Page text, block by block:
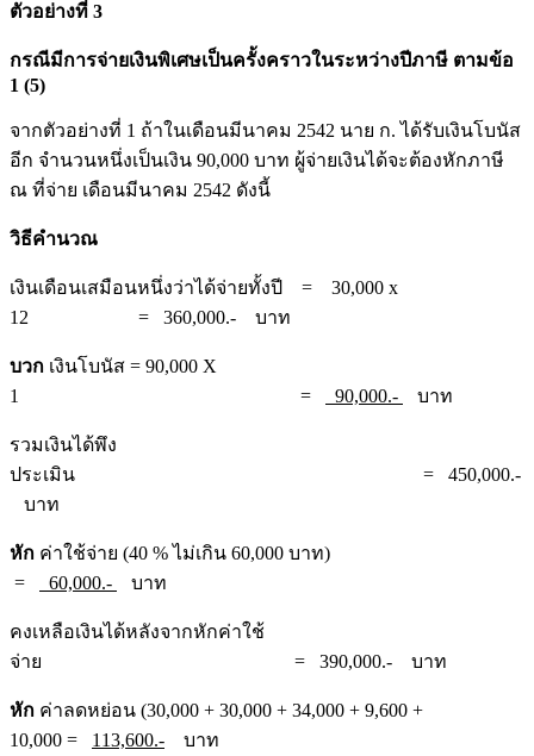
ตัวอย่างที่ 3
กรณีมีการจ่ายเงินพิเศษเป็นครั้งคราวในระหว่างปีภาษี ตามข้อ
1 (5)
จากตัวอย่างที่ 1 ถ้าในเดือนมีนาคม 2542 นาย ก. ได้รับเงินโบนัส
อีก จำนวนหนึ่งเป็นเงิน 90,000 บาท ผู้จ่ายเงินได้จะต้องหักภาษี
ณ ที่จ่าย เดือนมีนาคม 2542 ดังนี้
วิธีคำนวณ
เงินเดือนเสมือนหนึ่งว่าได้จ่ายทั้งปี = 30,000 x
12 = 360,000.- บาท
บวก เงินโบนัส = 90,000 X
1 =
90,000.- บาท
รวมเงินได้พึง
ประเมิน = 450,000.-
บาท
หัก ค่าใช้จ่าย (40 % ไม่เกิน 60,000 บาท)
=
60,000.- บาท
คงเหลือเงินได้หลังจากหักค่าใช้
จ่าย = 390,000.- บาท
หัก ค่าลดหย่อน (30,000 + 30,000 + 34,000 + 9,600 +
10,000 = 113,600.- บาท